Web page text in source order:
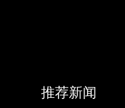
推荐新闻